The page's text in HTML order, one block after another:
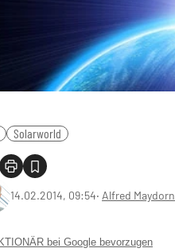
Solarworld
14.02.2014, 09:54‧ Alfred Maydorn
bei Google bevorzugen